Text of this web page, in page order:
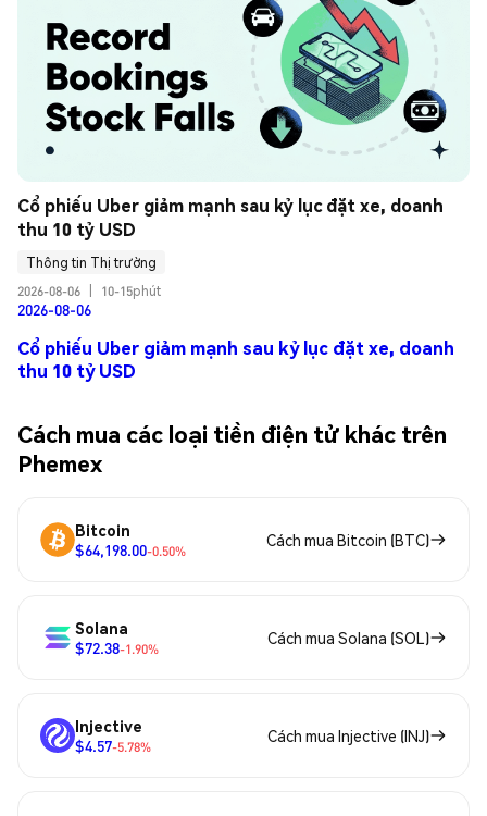
Cổ phiếu Uber giảm mạnh sau kỷ lục đặt xe, doanh
thu 10 tỷ USD
Thông tin Thị trường
2026-08-06
10-15phút
2026-08-06
Cổ phiếu Uber giảm mạnh sau kỷ lục đặt xe, doanh
thu 10 tỷ USD
Cách mua các loại tiền điện tử khác trên
Phemex
Bitcoin
$64,198.00-0.50%
Cách mua Bitcoin (BTC)
Solana
$72.38-1.90%
Cách mua Solana (SOL)
Injective
$4.57-5.78%
Cách mua Injective (INJ)